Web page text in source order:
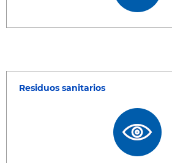
Residuos sanitarios